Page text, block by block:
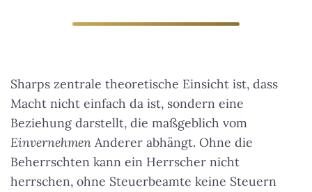
Sharps zentrale theoretische Einsicht ist, dass
Macht nicht einfach da ist, sondern eine
Beziehung darstellt, die maßgeblich vom
Einvernehmen Anderer abhängt. Ohne die
Beherrschten kann ein Herrscher nicht
herrschen, ohne Steuerbeamte keine Steuern